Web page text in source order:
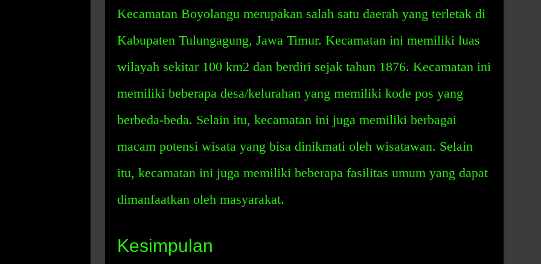
Kecamatan Boyolangu merupakan salah satu daerah yang terletak di
Kabupaten Tulungagung, Jawa Timur. Kecamatan ini memiliki luas
wilayah sekitar 100 km2 dan berdiri sejak tahun 1876. Kecamatan ini
memiliki beberapa desa/kelurahan yang memiliki kode pos yang
berbeda-beda. Selain itu, kecamatan ini juga memiliki berbagai
macam potensi wisata yang bisa dinikmati oleh wisatawan. Selain
itu, kecamatan ini juga memiliki beberapa fasilitas umum yang dapat
dimanfaatkan oleh masyarakat.
Kesimpulan